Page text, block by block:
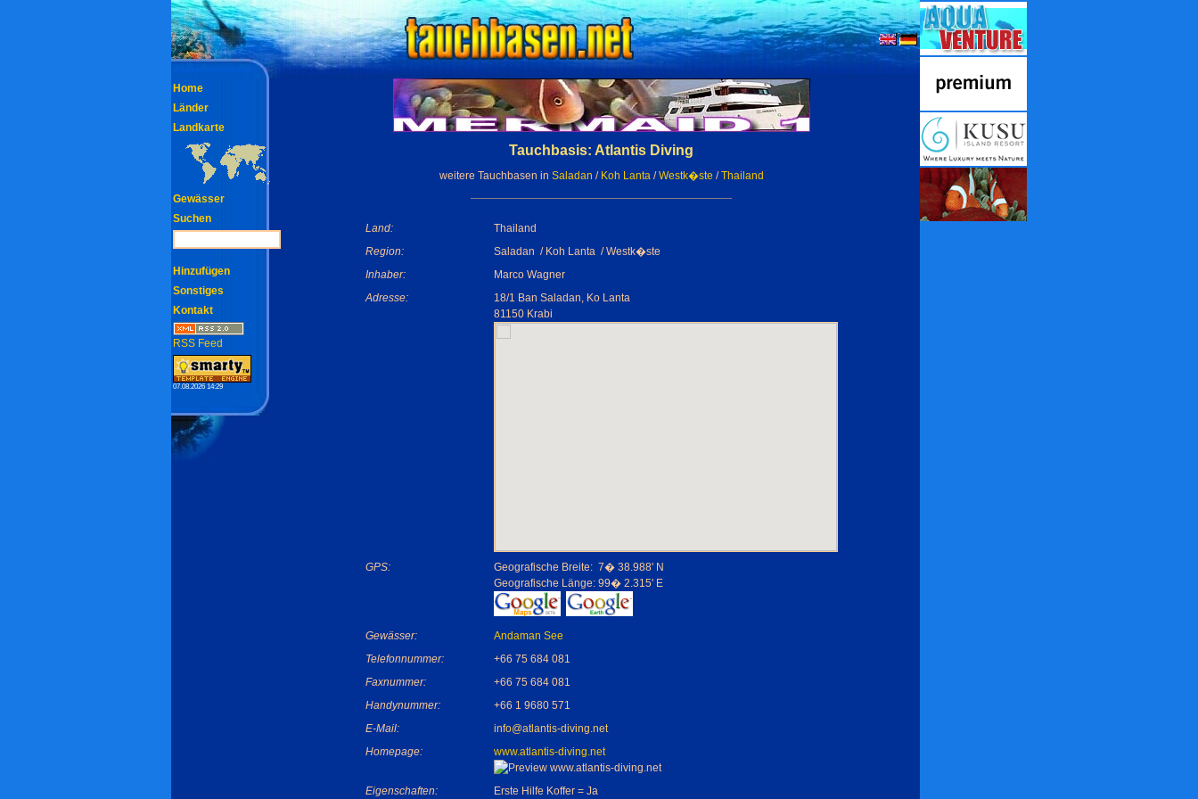
Tauchbasis: Atlantis Diving
weitere Tauchbasen in Saladan / Koh Lanta/Westk�ste /Thailand
Land:
Thailand
Region:
Saladan / Koh Lanta / Westk�ste
Inhaber:
Marco Wagner
Adresse:
18/1 Ban Saladan, Ko Lanta
81150 Krabi
GPS:
Geografische Breite:
Geografische Länge:
7� 38.988' N
99� 2.315' E
Gewässer:
Andaman See
Telefonnummer:
+66 75 684 081
Faxnummer:
+66 75 684 081
Handynummer:
+66 1 9680 571
E-Mail:
info@atlantis-diving.net
Homepage:
www.atlantis-diving.net
Eigenschaften:
Erste Hilfe Koffer = Ja
Home
Länder
Landkarte
Gewässer
Suchen
Hinzufügen
Sonstiges
Kontakt
RSS Feed
07.08.2026 14:29